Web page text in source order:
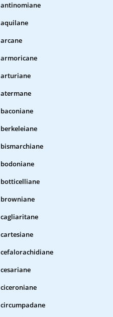
antinomiane
aquilane
arcane
armoricane
arturiane
atermane
baconiane
berkeleiane
bismarchiane
bodoniane
botticelliane
browniane
cagliaritane
cartesiane
cefalorachidiane
cesariane
ciceroniane
circumpadane